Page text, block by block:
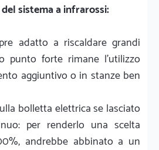
sistema a infrarossi:
adatto a riscaldare grandi
punto forte rimane l'utilizzo
aggiuntivo o in stanze ben
bolletta elettrica se lasciato
per renderlo una scelta
andrebbe abbinato a un